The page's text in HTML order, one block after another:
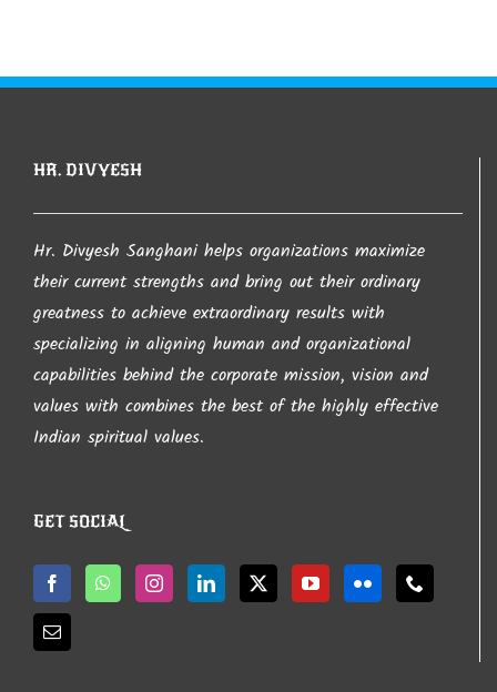
કરવામા આવશે તો તેની ખાસ નોંધ લેવા વિંનતી. જો કોઇ
આપ નો ખુબ ખુબ આભાર…
– Hr. Divyesh Sanghani
HR. DIVYESH
Hr. Divyesh Sanghani helps organizations maximize
their current strengths and bring out their ordinary
greatness to achieve extraordinary results with
specializing in aligning human and organizational
capabilities behind the corporate mission, vision and
values with combines the best of the highly effective
Indian spiritual values.
GET SOCIAL